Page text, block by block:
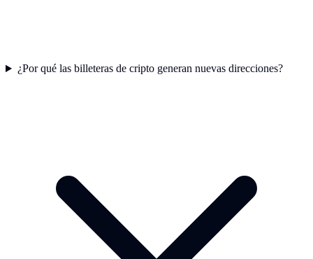
¿Por qué las billeteras de cripto generan nuevas direcciones?